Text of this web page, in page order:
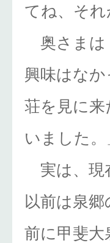
てね、それ
奥さまは
興味はな
荘を見に
いました。
実は、現
以前は泉
前に甲斐大